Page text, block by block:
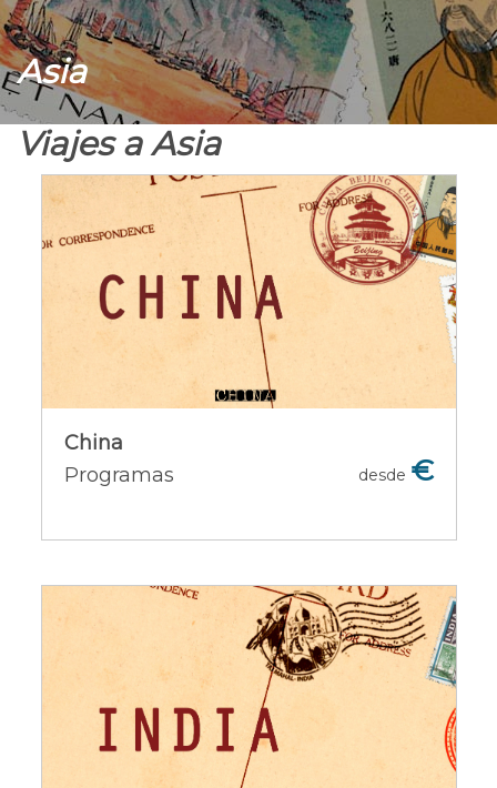
Asia
Viajes a Asia
China
Programas
desde €
China
Más de 5000 años de historia
configuran un país que nos ofrece una
cultura inigualable, gastronomía que
nos sorprenderá. Unos paisajes
excepcionales y un contraste entre la